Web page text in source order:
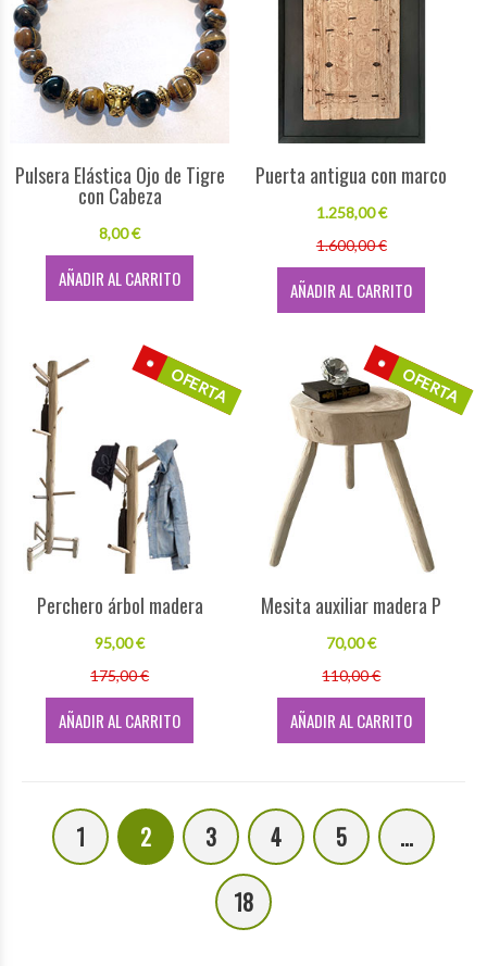
Pulsera Elástica Ojo de Tigre
con Cabeza
8,00 €
AÑADIR AL CARRITO
Puerta antigua con marco
1.258,00 €
1.600,00 €
AÑADIR AL CARRITO
OFERTA
Perchero árbol madera
95,00 €
175,00 €
AÑADIR AL CARRITO
OFERTA
Mesita auxiliar madera P
70,00 €
110,00 €
AÑADIR AL CARRITO
1 2 3 4 5
...
18